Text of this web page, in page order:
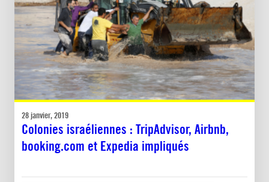
28 janvier, 2019
Colonies israéliennes : TripAdvisor, Airbnb,
booking.com et Expedia impliqués